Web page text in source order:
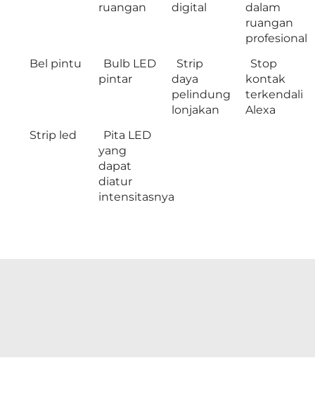
ruangan
digital
dalam
ruangan
profesional
Bel pintu
Bulb LED
pintar
Strip
daya
pelindung
lonjakan
Stop
kontak
terkendali
Alexa
Strip led
Pita LED
yang
dapat
diatur
intensitasnya